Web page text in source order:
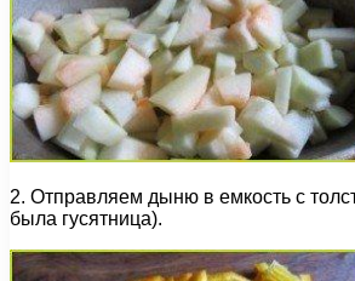
2. Отправляем дыню в емкость с
была гусятница).